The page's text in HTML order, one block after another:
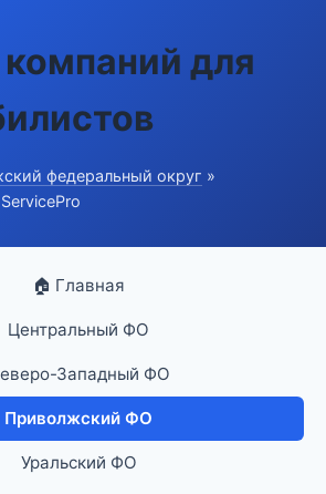
компаний для
федеральный округ »
🏠 Главная
Центральный ФО
Западный ФО
Приволжский ФО
Уральский ФО